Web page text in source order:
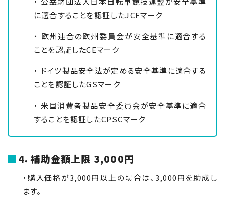
に適合することを認証したJCFマーク
・ 欧州連合の欧州委員会が安全基準に適合する
ことを認証したCEマーク
・ ドイツ製品安全法が定める安全基準に適合する
ことを認証したGSマーク
・ 米国消費者製品安全委員会が安全基準に適合
することを認証したCPSCマーク
4．補助金額上限 3,000円
・購入価格が3,000円以上の場合は、3,000円を助成し
ます。